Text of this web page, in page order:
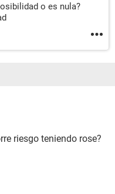
o es nula?
riesgo teniendo rose?